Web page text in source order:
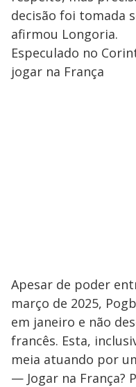
decisão foi tomada
afirmou Longoria.
Especulado no
jogar na França
Apesar de poder
março de 2025,
em janeiro e não
francês. Esta,
meia atuando por
— Jogar na França?